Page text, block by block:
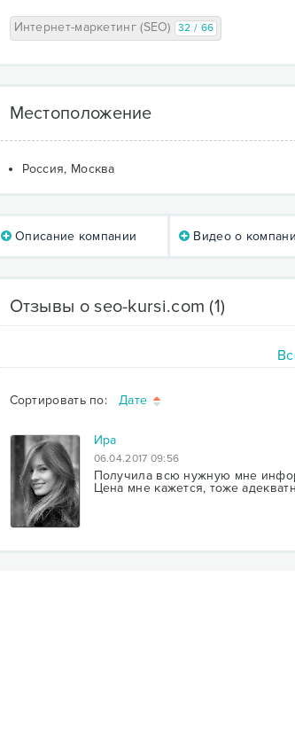
Интернет-маркетинг (SEO) 32 / 66
Местоположение
Россия, Москва
Описание компании Видео о
Отзывы о seo-kursi.com (1)
Сортировать по: Дате
Ира
06.04.2017 09:56
Получила всю нужную мне
Цена мне кажется, тоже